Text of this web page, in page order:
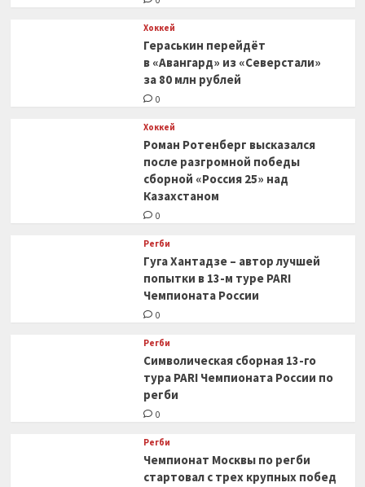
Хоккей
Гераськин перейдёт
в «Авангард» из «Северстали»
за 80 млн рублей
0
Хоккей
Роман Ротенберг высказался
после разгромной победы
сборной «Россия 25» над
Казахстаном
0
Регби
Гуга Хантадзе – автор лучшей
попытки в 13-м туре PARI
Чемпионата России
0
Регби
Символическая сборная 13-го
тура PARI Чемпионата России по
регби
0
Регби
Чемпионат Москвы по регби
стартовал с трех крупных побед